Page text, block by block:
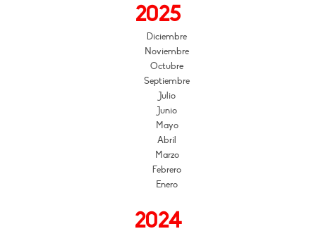
2025
Diciembre
Noviembre
Octubre
Septiembre
Julio
Junio
Mayo
Abril
Marzo
Febrero
Enero
2024